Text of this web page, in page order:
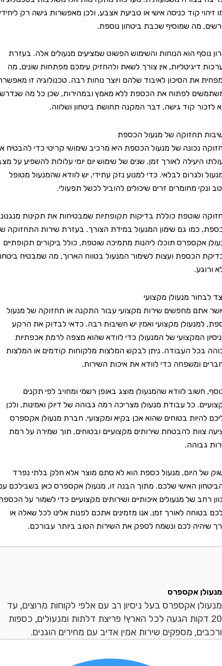
קוד כניסה אישי או טביעת אצבע, ולכן מאפשרות גישה רק ליחידים
מה שמוסיף שכבת ביטחון נוספת.
הוא הנוחות והשימוש הפשוט שמציעים מנעולים אלה. בעזרת
אין צורך לשאת ולהחזיק עימכם מפתחות שונים, מה
הסיכון לאיבוד שלהם ויוצר נוחות רבה. טכנולוגיה זו מאפשרת
לפתוח את הכספת ללא מאמץ ובמהירות, שכן כל מה שנדרש
קוד גישה, דבר המקנה תחושת ביטחון ושלווה.
תחזוקה של מנעול הכספת
נכונה של מנעול הכספת היא מרכיב שימושי קריטי כדי להבטיח את
לאורך זמן. שנים של שימוש יום יומי עלולות להשפיע על מצב
לבלאי. כדי למנוע נזק עתידי, יש לוודא שהמנעול מטופל
מחומרים זרים שיכולים להוביל לכשל תפעולי.
שוטפת כוללת בדיקות תקופתיות שמבטיחות את תקינות מנגנוני
גם שימון המנעול במידת הצורך. בעזרת שירות התחזוקה של
תוכלו ליהנות מתמיכה שוטפת, כולל ביקורים תקופתיים
הכספת ועצות לשימור המנעול בטווח הארוך, מה שמבטיח ביטחון
מנעולן מקצועי
מחפשים שירות מקצועי עבור התקנה או תחזוקה של מנעול
מקצועי ואמין יש חשיבות רבה. כדאי לבדוק את הרקע
המקצועי של המנעולן כדי לוודא שהוא מצפה לרמת אכפתיות
העבודה. ניתן לבקש המלצות מלקוחות קודמים או המלצות
ומשפחה כדי לוודא את איכות השירות.
לוודא שהמנעולן מוצג באופן רשמי ומחויב לפי תקנים
כל עבודת מנעולן מצריכה רמה גבוהה של דיוק ואמינות, ולכן
בטוחים שהוא אכן בקיא ומקצועי. חברת מנעולן אקספרס
להבטחת שירותים מקצועיים ובטוחים, תוך שמירה על רמת
היום, מנעול כספת הוא לא סתם מוצר אלא חלק בלתי נפרד
האישי שלכם. מתוך הבנה זו, מנעולן אקספרס כאן בשבילכם עם
של מנעולים איכותיים ושירותים מקצועיים כדי לשמור על הכספת
לאורך זמן. אנו מזמינים אתכם לפנות אלינו לכל שאלה או
לכם ונשמח לספק את השירות הטוב ביותר עבורכם.
אקספרס
אקספרס בעל ניסיון רב עם אלפי לקוחות מרוצים, עד
דקות הגעה לכל הארץ! פריצת דלתות ומנעולים, כספות
מספקים שירות אמין אדיב עם מחירים הוגנים.